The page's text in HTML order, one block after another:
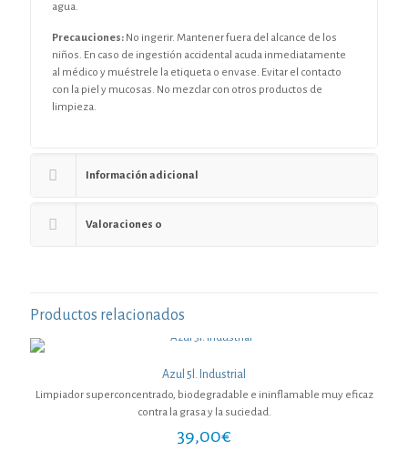
agua.
Precauciones: No ingerir. Mantener fuera del alcance de los
niños. En caso de ingestión accidental acuda inmediatamente
al médico y muéstrele la etiqueta o envase. Evitar el contacto
con la piel y mucosas. No mezclar con otros productos de
limpieza.
Información adicional
Valoraciones 0
Productos relacionados
Azul 5l. Industrial
Limpiador superconcentrado, biodegradable e ininflamable muy eficaz
contra la grasa y la suciedad.
39,00€